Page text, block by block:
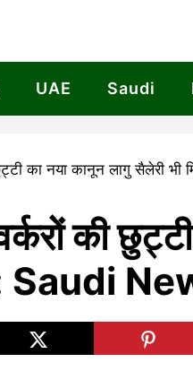
UAE Saudi
की
Saudi